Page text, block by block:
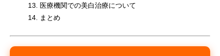
医療機関での美白治療について
まとめ